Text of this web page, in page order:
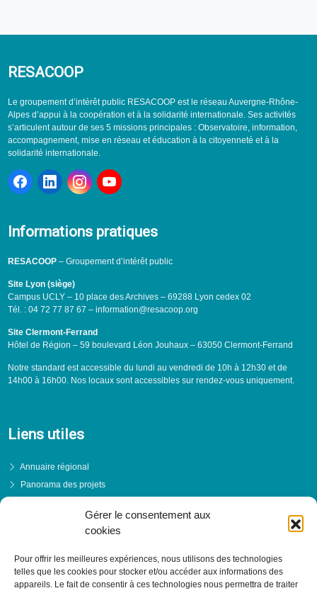
Gérer le consentement aux
cookies
Pour offrir les meilleures expériences, nous utilisons des technologies
telles que les cookies pour stocker et/ou accéder aux informations des
appareils. Le fait de consentir à ces technologies nous permettra de traiter
RESACOOP
Le groupement d’intérêt public RESACOOP est le réseau Auvergne-Rhône-
Alpes d’appui à la coopération et à la solidarité internationale. Ses activités
s’articulent autour de ses 5 missions principales : Observatoire, information,
accompagnement, mise en réseau et éducation à la citoyenneté et à la
solidarité internationale.
Informations pratiques
RESACOOP– Groupement d’intérêt public
Site Lyon (siège)
Campus UCLY – 10 place des Archives – 69288 Lyon cedex 02
Tél. : 04 72 77 87 67 – information@resacoop.org
Site Clermont-Ferrand
Hôtel de Région – 59 boulevard Léon Jouhaux – 63050 Clermont-Ferrand
Notre standard est accessible du lundi au vendredi de 10h à 12h30 et de
14h00 à 16h00. Nos locaux sont accessibles sur rendez-vous uniquement.
Liens utiles
Annuaire régional
Panorama des projets